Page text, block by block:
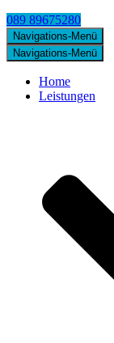
089 89675280
Navigations-Menü
Navigations-Menü
Home
Leistungen